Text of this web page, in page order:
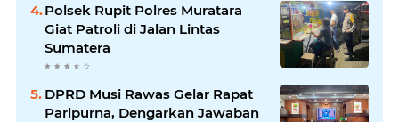
Polsek Rupit Polres Muratara
Giat Patroli di Jalan Lintas
Sumatera
DPRD Musi Rawas Gelar Rapat
Paripurna, Dengarkan Jawaban